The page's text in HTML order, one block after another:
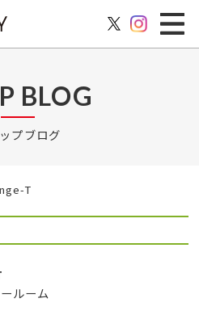
BLOG
プブログ
T
ルーム